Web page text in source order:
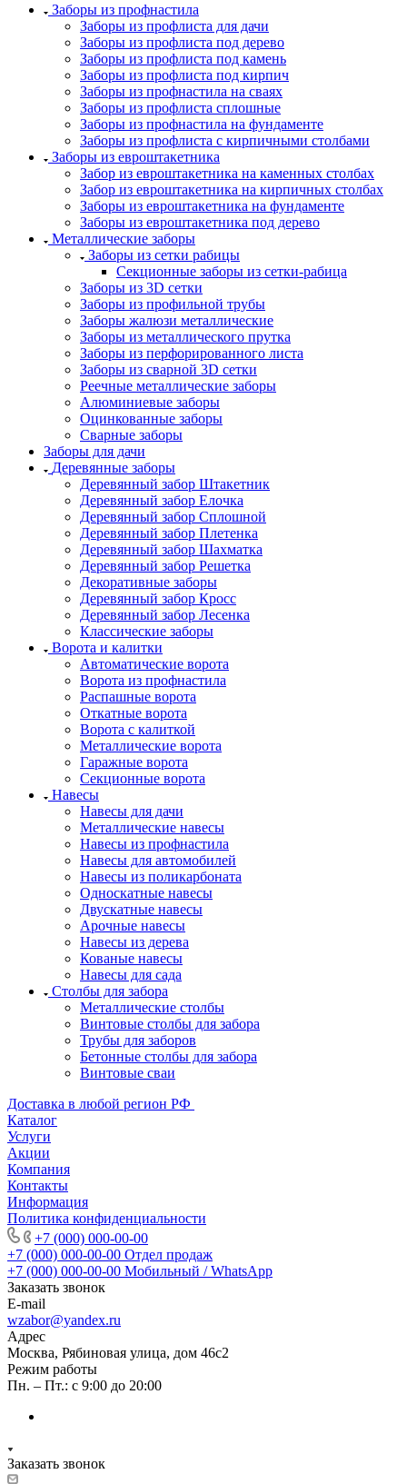
Заборы из профнастила
Заборы из профлиста для дачи
Заборы из профлиста под дерево
Заборы из профлиста под камень
Заборы из профлиста под кирпич
Заборы из профнастила на сваях
Заборы из профлиста сплошные
Заборы из профнастила на фундаменте
Заборы из профлиста с кирпичными столбами
Заборы из евроштакетника
Забор из евроштакетника на каменных столбах
Забор из евроштакетника на кирпичных столбах
Заборы из евроштакетника на фундаменте
Заборы из евроштакетника под дерево
Металлические заборы
Заборы из сетки рабицы
Секционные заборы из сетки-рабица
Заборы из 3D сетки
Заборы из профильной трубы
Заборы жалюзи металлические
Заборы из металлического прутка
Заборы из перфорированного листа
Заборы из сварной 3D сетки
Реечные металлические заборы
Алюминиевые заборы
Оцинкованные заборы
Сварные заборы
Заборы для дачи
Деревянные заборы
Деревянный забор Штакетник
Деревянный забор Елочка
Деревянный забор Сплошной
Деревянный забор Плетенка
Деревянный забор Шахматка
Деревянный забор Решетка
Декоративные заборы
Деревянный забор Кросс
Деревянный забор Лесенка
Классические заборы
Ворота и калитки
Автоматические ворота
Ворота из профнастила
Распашные ворота
Откатные ворота
Ворота с калиткой
Металлические ворота
Гаражные ворота
Секционные ворота
Навесы
Навесы для дачи
Металлические навесы
Навесы из профнастила
Навесы для автомобилей
Навесы из поликарбоната
Односкатные навесы
Двускатные навесы
Арочные навесы
Навесы из дерева
Кованые навесы
Навесы для сада
Столбы для забора
Металлические столбы
Винтовые столбы для забора
Трубы для заборов
Бетонные столбы для забора
Винтовые сваи
Доставка в любой регион РФ
Каталог
Услуги
Акции
Компания
Контакты
Информация
Политика конфиденциальности
+7 (000) 000-00-00
+7 (000) 000-00-00 Отдел продаж
+7 (000) 000-00-00 Мобильный / WhatsApp
Заказать звонок
E-mail
wzabor@yandex.ru
Адрес
Москва, Рябиновая улица, дом 46с2
Режим работы
Пн. – Пт.: с 9:00 до 20:00
Заказать звонок